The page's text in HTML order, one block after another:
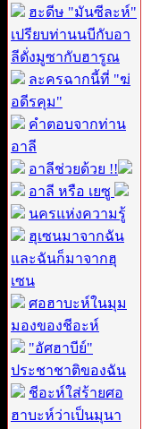
ฮะดีษ "มันซีละห์"
เปรียบท่านนบีกับอา
ลีดั่งมูซากับฮารูณ
ละครฉากนี้ที่ "ฆ่
อดีรคุม"
คำตอบจากท่าน
อาลี
อาลีช่วยด้วย !!
อาลี หรือ เยซู
นครแห่งความรู้
ฮุเซนมาจากฉัน
และฉันก็มาจากฮุ
เซน
ศอฮาบะห์ในมุม
มองของชีอะห์
"อัศฮาบีย์"
ประชาชาติของฉัน
ชีอะห์ใส่ร้ายศอ
ฮาบะห์ว่าเป็นมุนา